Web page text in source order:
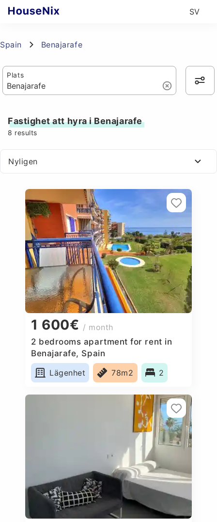
SV
Spain Benajarafe
Plats
Fastighet att hyra i Benajarafe
8 results
Nyligen
1 600€ / month
2 bedrooms apartment for rent in
Benajarafe, Spain
Lägenhet
78m2 2